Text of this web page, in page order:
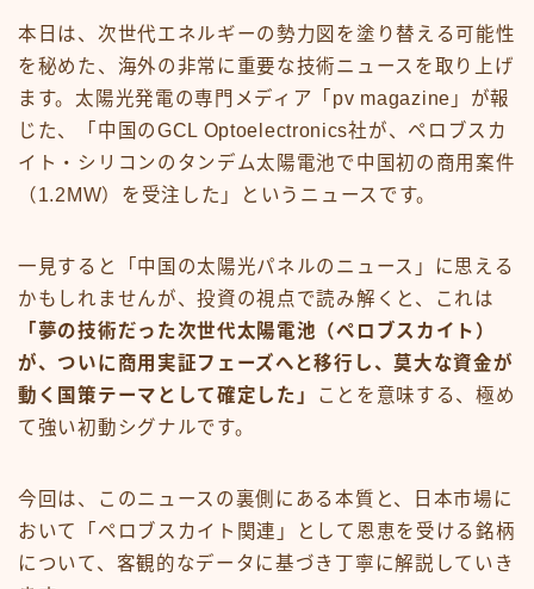
本日は、次世代エネルギーの勢力図を塗り替える可能性
を秘めた、海外の非常に重要な技術ニュースを取り上げ
ます。太陽光発電の専門メディア「pv magazine」が報
じた、「中国のGCL Optoelectronics社が、ペロブスカ
イト・シリコンのタンデム太陽電池で中国初の商用案件
（1.2MW）を受注した」というニュースです。
一見すると「中国の太陽光パネルのニュース」に思える
かもしれませんが、投資の視点で読み解くと、これは
「夢の技術だった次世代太陽電池（ペロブスカイト）
が、ついに商用実証フェーズへと移行し、莫大な資金が
動く国策テーマとして確定した」
ことを意味する、極め
て強い初動シグナルです。
今回は、このニュースの裏側にある本質と、日本市場に
おいて「ペロブスカイト関連」として恩恵を受ける銘柄
について、客観的なデータに基づき丁寧に解説していき